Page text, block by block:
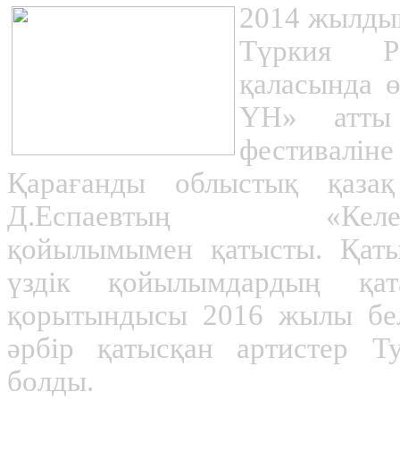
2014
Түркия
ҮН» атты
Қарағанды облыстық
Д.Еспаевтың
қойылымымен қатысты.
үздік қойылымдардың
қорытындысы 2016 жылы
әрбір қатысқан артистер
болды.